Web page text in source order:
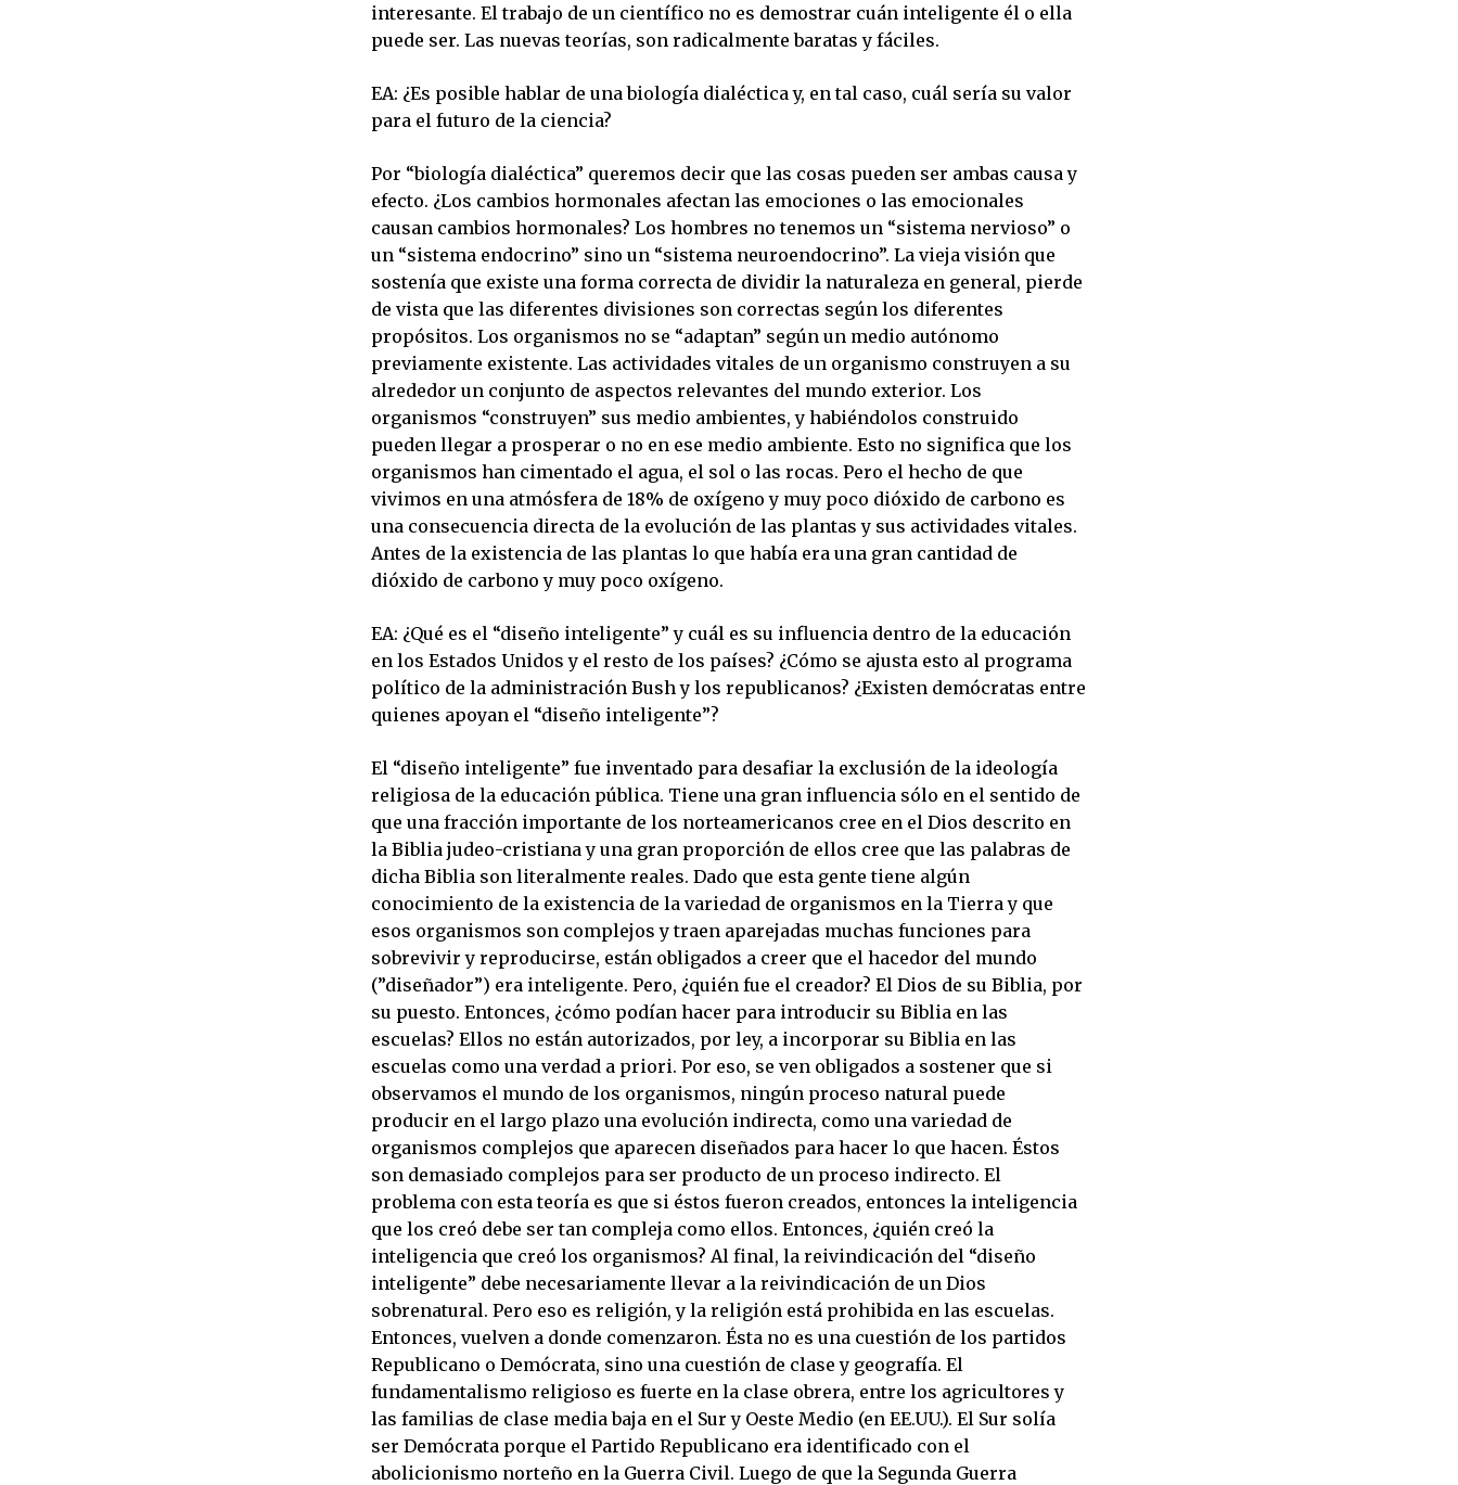
interesante. El trabajo de un científico no es demostrar cuán inteligente él o ella
puede ser. Las nuevas teorías, son radicalmente baratas y fáciles.
EA: ¿Es posible hablar de una biología dialéctica y, en tal caso, cuál sería su valor
para el futuro de la ciencia?
Por “biología dialéctica” queremos decir que las cosas pueden ser ambas causa y
efecto. ¿Los cambios hormonales afectan las emociones o las emocionales
causan cambios hormonales? Los hombres no tenemos un “sistema nervioso” o
un “sistema endocrino” sino un “sistema neuroendocrino”. La vieja visión que
sostenía que existe una forma correcta de dividir la naturaleza en general, pierde
de vista que las diferentes divisiones son correctas según los diferentes
propósitos. Los organismos no se “adaptan” según un medio autónomo
previamente existente. Las actividades vitales de un organismo construyen a su
alrededor un conjunto de aspectos relevantes del mundo exterior. Los
organismos “construyen” sus medio ambientes, y habiéndolos construido
pueden llegar a prosperar o no en ese medio ambiente. Esto no significa que los
organismos han cimentado el agua, el sol o las rocas. Pero el hecho de que
vivimos en una atmósfera de 18% de oxígeno y muy poco dióxido de carbono es
una consecuencia directa de la evolución de las plantas y sus actividades vitales.
Antes de la existencia de las plantas lo que había era una gran cantidad de
dióxido de carbono y muy poco oxígeno.
EA: ¿Qué es el “diseño inteligente” y cuál es su influencia dentro de la educación
en los Estados Unidos y el resto de los países? ¿Cómo se ajusta esto al programa
político de la administración Bush y los republicanos? ¿Existen demócratas entre
quienes apoyan el “diseño inteligente”?
El “diseño inteligente” fue inventado para desafiar la exclusión de la ideología
religiosa de la educación pública. Tiene una gran influencia sólo en el sentido de
que una fracción importante de los norteamericanos cree en el Dios descrito en
la Biblia judeo-cristiana y una gran proporción de ellos cree que las palabras de
dicha Biblia son literalmente reales. Dado que esta gente tiene algún
conocimiento de la existencia de la variedad de organismos en la Tierra y que
esos organismos son complejos y traen aparejadas muchas funciones para
sobrevivir y reproducirse, están obligados a creer que el hacedor del mundo
(”diseñador”) era inteligente. Pero, ¿quién fue el creador? El Dios de su Biblia, por
su puesto. Entonces, ¿cómo podían hacer para introducir su Biblia en las
escuelas? Ellos no están autorizados, por ley, a incorporar su Biblia en las
escuelas como una verdad a priori. Por eso, se ven obligados a sostener que si
observamos el mundo de los organismos, ningún proceso natural puede
producir en el largo plazo una evolución indirecta, como una variedad de
organismos complejos que aparecen diseñados para hacer lo que hacen. Éstos
son demasiado complejos para ser producto de un proceso indirecto. El
problema con esta teoría es que si éstos fueron creados, entonces la inteligencia
que los creó debe ser tan compleja como ellos. Entonces, ¿quién creó la
inteligencia que creó los organismos? Al final, la reivindicación del “diseño
inteligente” debe necesariamente llevar a la reivindicación de un Dios
sobrenatural. Pero eso es religión, y la religión está prohibida en las escuelas.
Entonces, vuelven a donde comenzaron. Ésta no es una cuestión de los partidos
Republicano o Demócrata, sino una cuestión de clase y geografía. El
fundamentalismo religioso es fuerte en la clase obrera, entre los agricultores y
las familias de clase media baja en el Sur y Oeste Medio (en EE.UU.). El Sur solía
ser Demócrata porque el Partido Republicano era identificado con el
abolicionismo norteño en la Guerra Civil. Luego de que la Segunda Guerra